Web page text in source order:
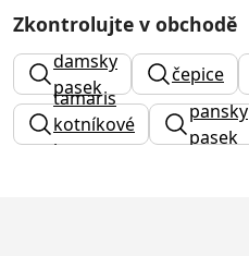
Zkontrolujte v obchodě
damsky
pasek
čepice
tamaris
kotníkové
boty
pansky
pasek